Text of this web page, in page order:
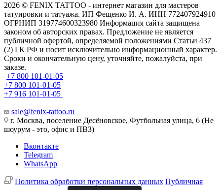
2026 © FENIX TATTOO - интернет магазин для мастеров
татуировки и татуажа. ИП Фещенко И. А. ИНН 772407924910
ОГРНИП 319774600323980 Информация сайта защищена
законом об авторских правах. Предложение не является
публичной офертой, определяемой положениями Статьи 437
(2) ГК РФ и носит исключительно информационный характер.
Сроки и окончательную цену, уточняйте, пожалуйста, при
заказе.
+7 800 101-01-05
+7 800 101-01-05
+7 916 101-01-05
sale@fenix-tattoo.ru
г. Москва, поселение Десёновское, Футбольная улица, 6 (Не
шоурум - это, офис и ПВЗ)
Вконтакте
Telegram
WhatsApp
Политика обработки персональных данных Публичная